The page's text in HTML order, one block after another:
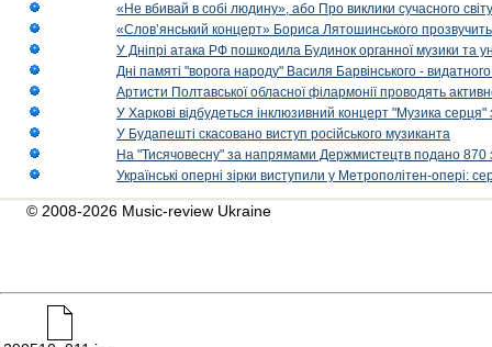
«Не вбивай в собі людину», або Про виклики сучасного світу
«Слов’янський концерт» Бориса Лятошинського
У Дніпрі атака РФ пошкодила Будинок органної музики та
Дні памяті "ворога народу" Василя Барвінського -
Артисти Полтавської обласної філармонії проводять
У Харкові відбудеться інклюзивний концерт "Музика
У Будапешті скасовано виступ російського музиканта
На "Тисячовесну" за напрямами Держмистецтв подано 870
Українські оперні зірки виступили у Метрополітен-опері:
© 2008-2026 Music-review Ukraine